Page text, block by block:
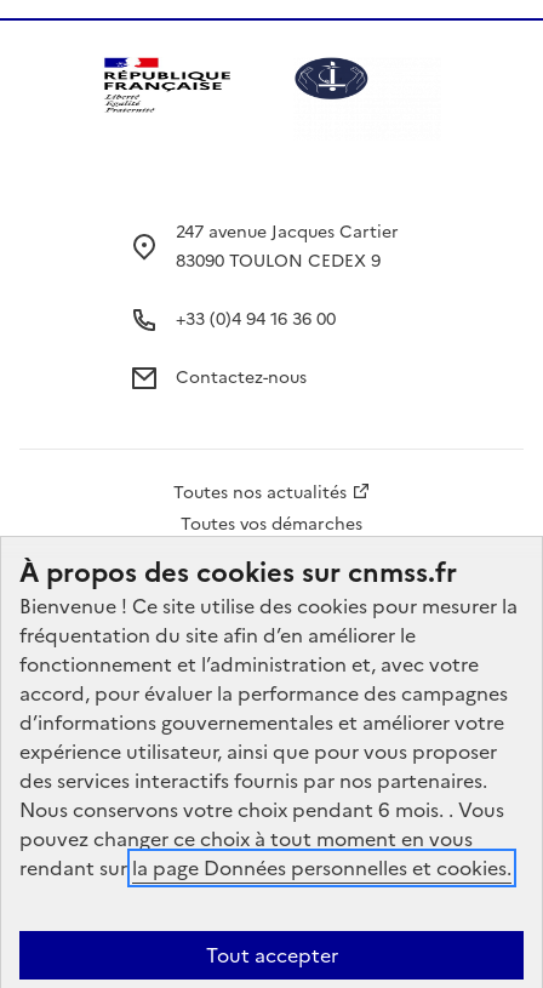
À propos des cookies sur cnmss.fr
Bienvenue ! Ce site utilise des cookies pour mesurer la
fréquentation du site afin d’en améliorer le
fonctionnement et l’administration et, avec votre
accord, pour évaluer la performance des campagnes
d’informations gouvernementales et améliorer votre
expérience utilisateur, ainsi que pour vous proposer
des services interactifs fournis par nos partenaires.
Nous conservons votre choix pendant 6 mois. . Vous
pouvez changer ce choix à tout moment en vous
rendant sur la page Données personnelles et cookies.
Tout accepter
pied
de
page
Toutes nos actualités
Toutes vos démarches
247 avenue Jacques Cartier
83090 TOULON CEDEX 9
+33 (0)4 94 16 36 00
Contactez-nous
Réseaux
sociaux
Accessibilité Données personnelles Mentions légales
Plan
du site
Gestion des cookies
protection des données (RGPD) (règlement
n°679/2016) et à la loi dite « Informatique et Libertés »